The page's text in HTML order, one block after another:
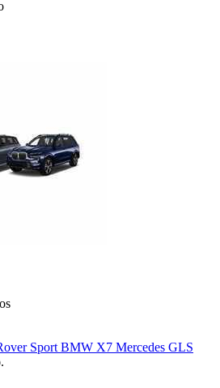
Sport BMW X7 Mercedes GLS